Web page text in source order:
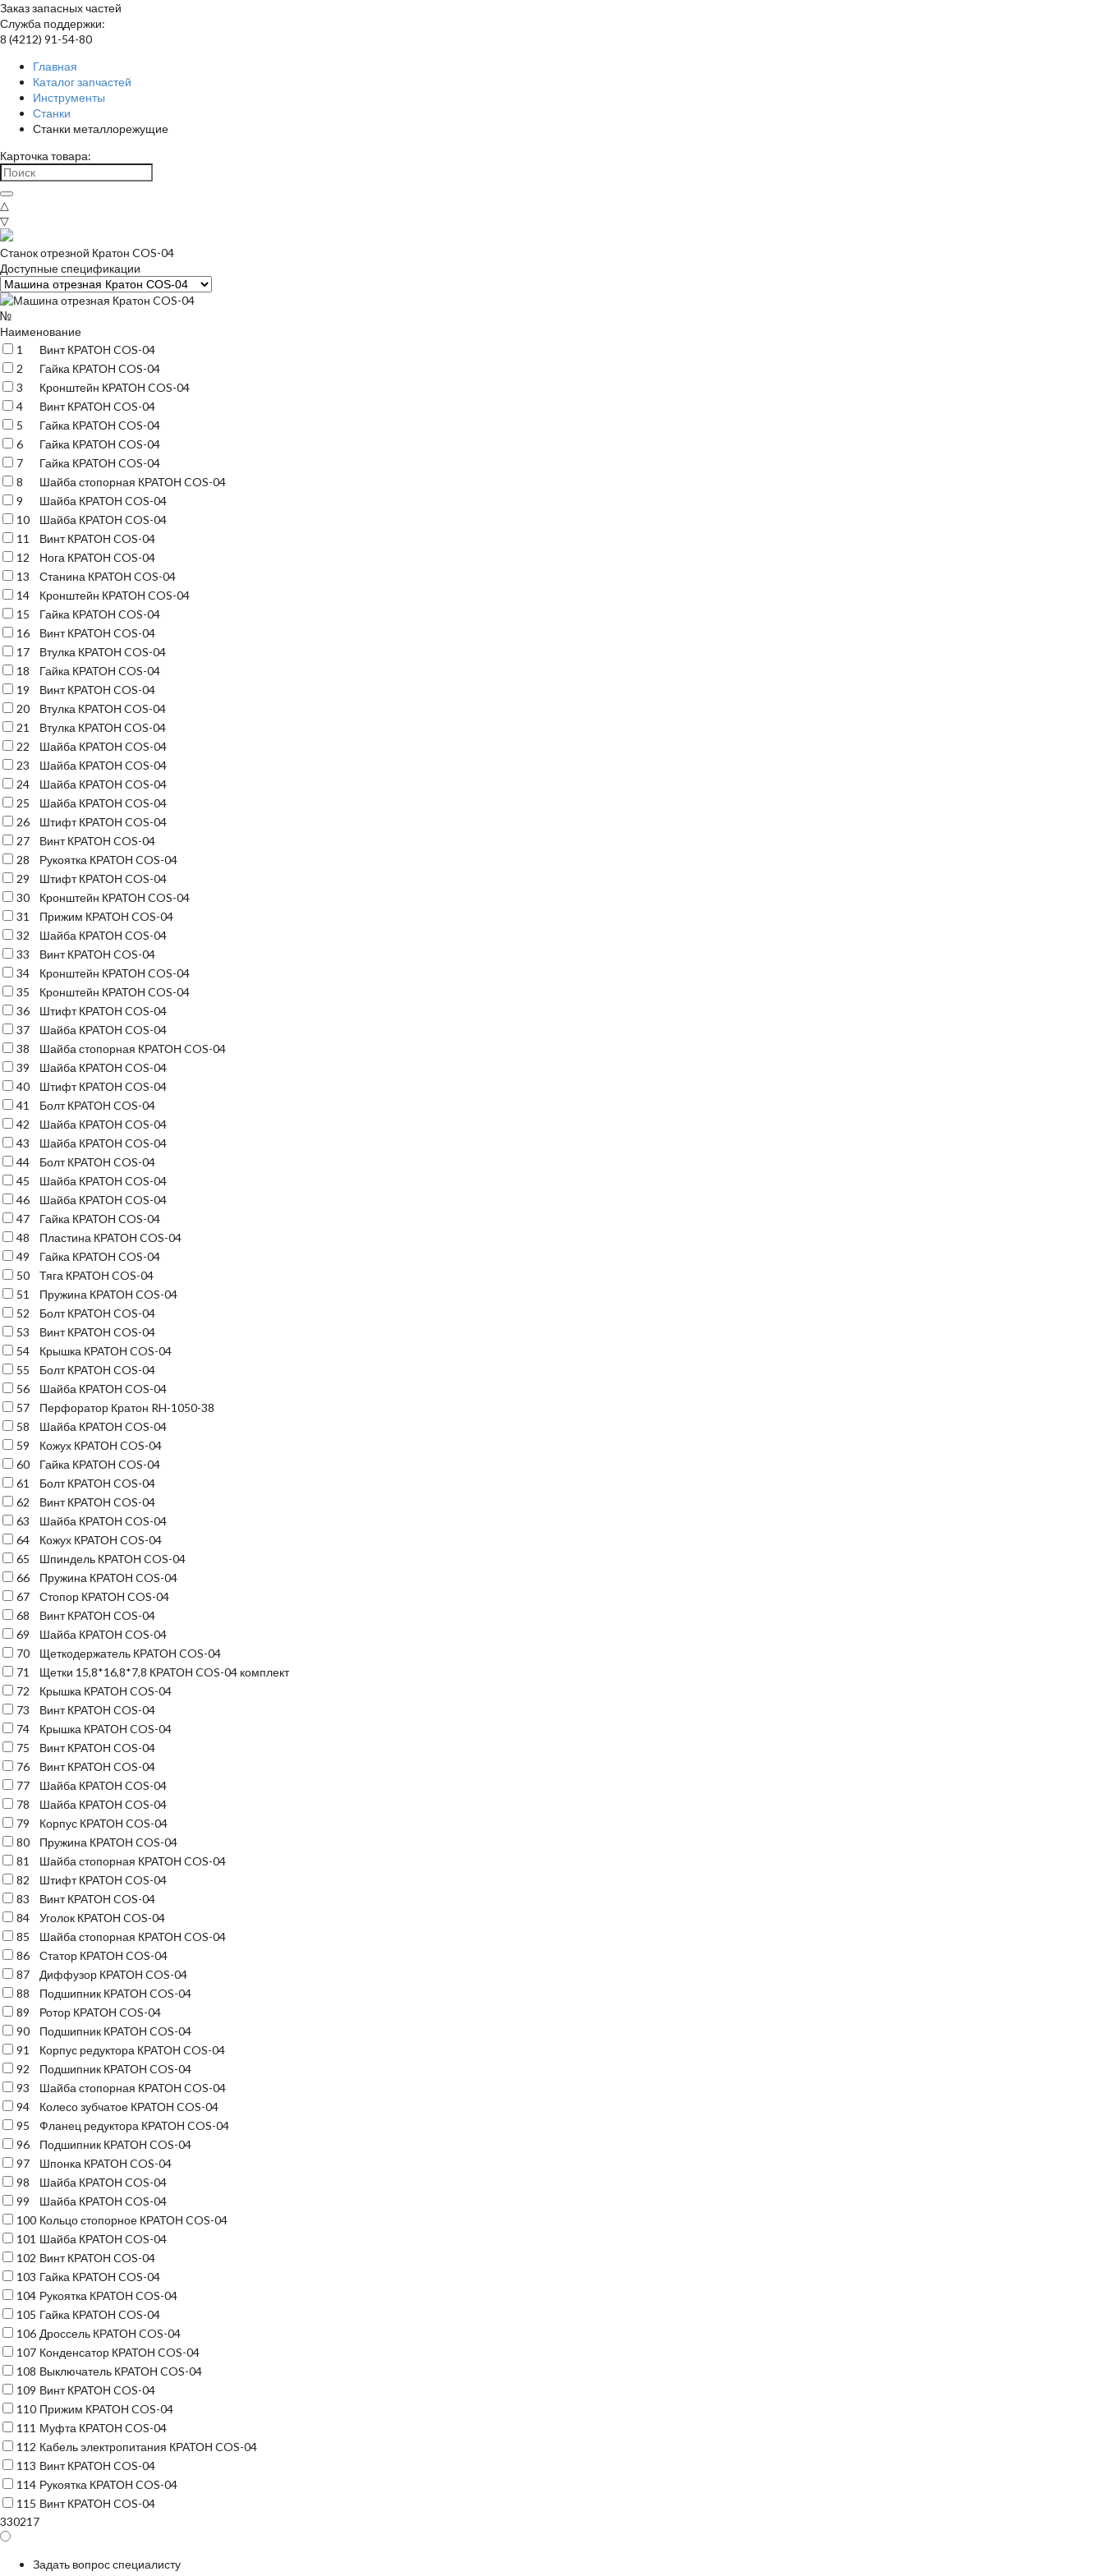
Заказ запасных частей
Служба поддержки:
8 (4212) 91-54-80
Главная
Каталог запчастей
Инструменты
Станки
Станки металлорежущие
Карточка товара:
△
▽
Станок отрезной Кратон COS-04
Доступные спецификации
№
Наименование
1
Винт КРАТОН COS-04
2
Гайка КРАТОН COS-04
3
Кронштейн КРАТОН COS-04
4
Винт КРАТОН COS-04
5
Гайка КРАТОН COS-04
6
Гайка КРАТОН COS-04
7
Гайка КРАТОН COS-04
8
Шайба стопорная КРАТОН COS-04
9
Шайба КРАТОН COS-04
10
Шайба КРАТОН COS-04
11
Винт КРАТОН COS-04
12
Нога КРАТОН COS-04
13
Станина КРАТОН COS-04
14
Кронштейн КРАТОН COS-04
15
Гайка КРАТОН COS-04
16
Винт КРАТОН COS-04
17
Втулка КРАТОН COS-04
18
Гайка КРАТОН COS-04
19
Винт КРАТОН COS-04
20
Втулка КРАТОН COS-04
21
Втулка КРАТОН COS-04
22
Шайба КРАТОН COS-04
23
Шайба КРАТОН COS-04
24
Шайба КРАТОН COS-04
25
Шайба КРАТОН COS-04
26
Штифт КРАТОН COS-04
27
Винт КРАТОН COS-04
28
Рукоятка КРАТОН COS-04
29
Штифт КРАТОН COS-04
30
Кронштейн КРАТОН COS-04
31
Прижим КРАТОН COS-04
32
Шайба КРАТОН COS-04
33
Винт КРАТОН COS-04
34
Кронштейн КРАТОН COS-04
35
Кронштейн КРАТОН COS-04
36
Штифт КРАТОН COS-04
37
Шайба КРАТОН COS-04
38
Шайба стопорная КРАТОН COS-04
39
Шайба КРАТОН COS-04
40
Штифт КРАТОН COS-04
41
Болт КРАТОН COS-04
42
Шайба КРАТОН COS-04
43
Шайба КРАТОН COS-04
44
Болт КРАТОН COS-04
45
Шайба КРАТОН COS-04
46
Шайба КРАТОН COS-04
47
Гайка КРАТОН COS-04
48
Пластина КРАТОН COS-04
49
Гайка КРАТОН COS-04
50
Тяга КРАТОН COS-04
51
Пружина КРАТОН COS-04
52
Болт КРАТОН COS-04
53
Винт КРАТОН COS-04
54
Крышка КРАТОН COS-04
55
Болт КРАТОН COS-04
56
Шайба КРАТОН COS-04
57
Перфоратор Кратон RH-1050-38
58
Шайба КРАТОН COS-04
59
Кожух КРАТОН COS-04
60
Гайка КРАТОН COS-04
61
Болт КРАТОН COS-04
62
Винт КРАТОН COS-04
63
Шайба КРАТОН COS-04
64
Кожух КРАТОН COS-04
65
Шпиндель КРАТОН COS-04
66
Пружина КРАТОН COS-04
67
Стопор КРАТОН COS-04
68
Винт КРАТОН COS-04
69
Шайба КРАТОН COS-04
70
Щеткодержатель КРАТОН COS-04
71
Щетки 15,8*16,8*7,8 КРАТОН COS-04 комплект
72
Крышка КРАТОН COS-04
73
Винт КРАТОН COS-04
74
Крышка КРАТОН COS-04
75
Винт КРАТОН COS-04
76
Винт КРАТОН COS-04
77
Шайба КРАТОН COS-04
78
Шайба КРАТОН COS-04
79
Корпус КРАТОН COS-04
80
Пружина КРАТОН COS-04
81
Шайба стопорная КРАТОН COS-04
82
Штифт КРАТОН COS-04
83
Винт КРАТОН COS-04
84
Уголок КРАТОН COS-04
85
Шайба стопорная КРАТОН COS-04
86
Статор КРАТОН COS-04
87
Диффузор КРАТОН COS-04
88
Подшипник КРАТОН COS-04
89
Ротор КРАТОН COS-04
90
Подшипник КРАТОН COS-04
91
Корпус редуктора КРАТОН COS-04
92
Подшипник КРАТОН COS-04
93
Шайба стопорная КРАТОН COS-04
94
Колесо зубчатое КРАТОН COS-04
95
Фланец редуктора КРАТОН COS-04
96
Подшипник КРАТОН COS-04
97
Шпонка КРАТОН COS-04
98
Шайба КРАТОН COS-04
99
Шайба КРАТОН COS-04
100 Кольцо стопорное КРАТОН COS-04
101 Шайба КРАТОН COS-04
102 Винт КРАТОН COS-04
103 Гайка КРАТОН COS-04
104 Рукоятка КРАТОН COS-04
105 Гайка КРАТОН COS-04
106 Дроссель КРАТОН COS-04
107 Конденсатор КРАТОН COS-04
108 Выключатель КРАТОН COS-04
109 Винт КРАТОН COS-04
110 Прижим КРАТОН COS-04
111 Муфта КРАТОН COS-04
112 Кабель электропитания КРАТОН COS-04
113 Винт КРАТОН COS-04
114 Рукоятка КРАТОН COS-04
115 Винт КРАТОН COS-04
330217
Задать вопрос специалисту